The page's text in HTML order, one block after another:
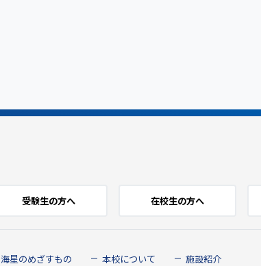
受験生の方へ 在校生の方へ
海星のめざすもの 本校について 施設紹介